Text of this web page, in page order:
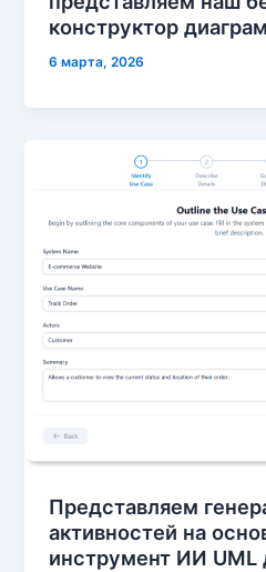
конструктор
6 марта, 2026
Представляем
активностей на
инструмент ИИ UML